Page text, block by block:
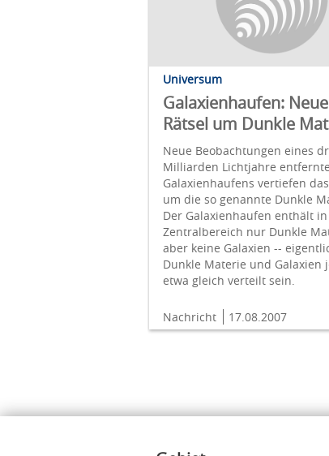
Universum
Galaxienhaufen:
Rätsel um Dunkle
Neue Beobachtungen eines
Milliarden Lichtjahre
Galaxienhaufens vertiefen
um die so genannte Dunkle
Der Galaxienhaufen enthält
Zentralbereich nur Dunkle
aber keine Galaxien --
Dunkle Materie und Galaxien
etwa gleich verteilt sein.
Nachricht 17.08.2007